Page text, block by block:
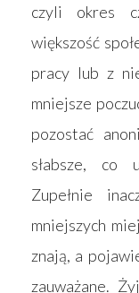
czyli okres
większość
pracy lub z
mniejsze
pozostać
słabsze, co
Zupełnie
mniejszych
znają, a
zauważane.